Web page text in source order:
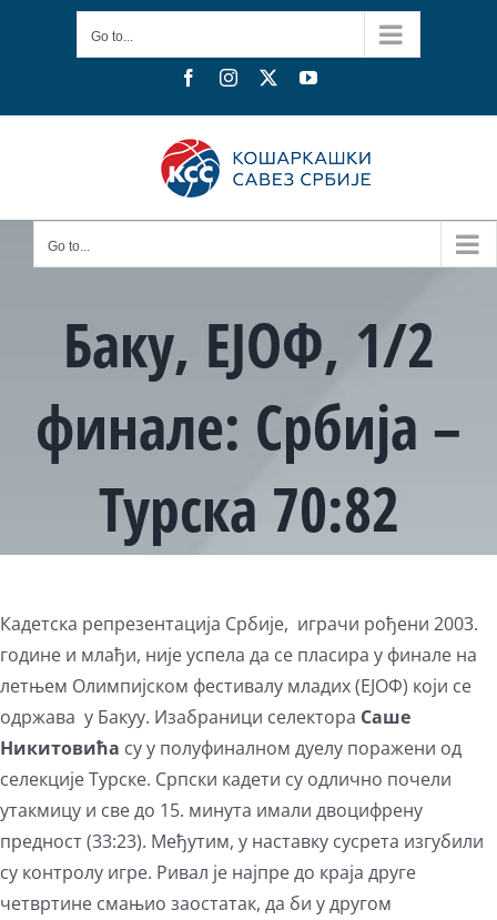
Go to...
FacebookInstagram YouTube
Go to...
Баку, ЕЈОФ, 1/2
финале: Србија –
Турска 70:82
Image
Кадетска репрезентација Србије, играчи рођени 2003.
године и млађи, није успела да се пласира у финале на
летњем Олимпијском фестивалу младих (ЕЈОФ) који се
одржава у Бакуу. Изабраници селектора Саше
Никитовића су у полуфиналном дуелу поражени од
селекције Турске. Српски кадети су одлично почели
утакмицу и све до 15. минута имали двоцифрену
предност (33:23). Међутим, у наставку сусрета изгубили
су контролу игре. Ривал је најпре до краја друге
четвртине смањио заостатак, да би у другом